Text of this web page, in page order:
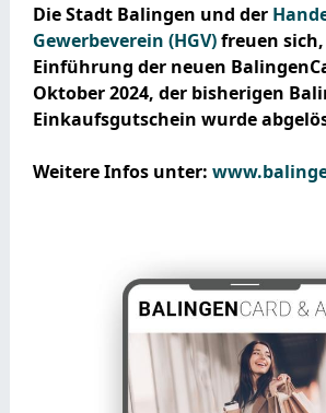
Die Stadt Balingen und der
Gewerbeverein (HGV)freuen sich,
Einführung der neuen
Oktober 2024, der bisherigen
Einkaufsgutschein wurde
Weitere Infos unter: